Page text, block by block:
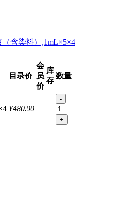
（含染料）,1mL×5×4
目录价
会
员
价
库
存
数量
¥480.00
-
+